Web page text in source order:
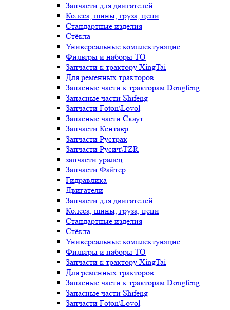
Запчасти для двигателей
Колёса, шины, груза, цепи
Стандартные изделия
Стёкла
Универсальные комплектующие
Фильтры и наборы ТО
Запчасти к трактору XingTai
Для ременных тракторов
Запасные части к тракторам Dongfeng
Запасные части Shifeng
Запчасти Foton\Lovol
Запасные части Скаут
Запчасти Кентавр
Запчасти Рустрак
Запчасти Русич\TZR
запчасти уралец
Запчасти Файтер
Гидравлика
Двигатели
Запчасти для двигателей
Колёса, шины, груза, цепи
Стандартные изделия
Стёкла
Универсальные комплектующие
Фильтры и наборы ТО
Запчасти к трактору XingTai
Для ременных тракторов
Запасные части к тракторам Dongfeng
Запасные части Shifeng
Запчасти Foton\Lovol